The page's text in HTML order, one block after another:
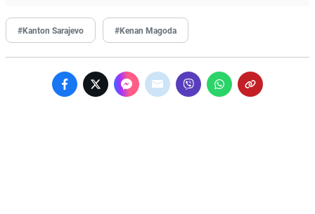
#Kanton Sarajevo #Kenan Magoda